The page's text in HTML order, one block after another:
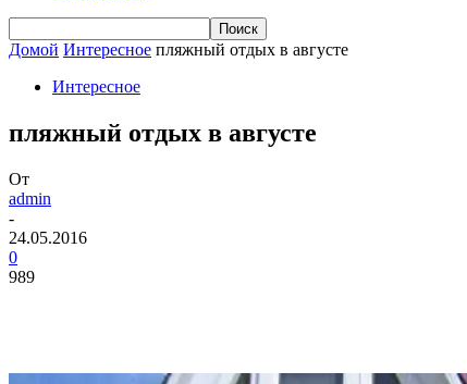
Домой Интересное пляжный отдых в августе
Интересное
пляжный отдых в августе
От
admin
-
24.05.2016
0
989